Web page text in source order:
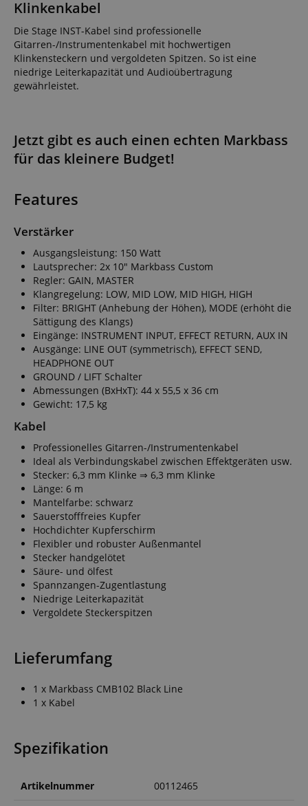
Klinkenkabel
Die Stage INST-Kabel sind professionelle
Gitarren-/Instrumentenkabel mit hochwertigen
Klinkensteckern und vergoldeten Spitzen. So ist eine
niedrige Leiterkapazität und Audioübertragung
gewährleistet.
Jetzt gibt es auch einen echten Markbass
für das kleinere Budget!
Features
Verstärker
Ausgangsleistung: 150 Watt
Lautsprecher: 2x 10" Markbass Custom
Regler: GAIN, MASTER
Klangregelung: LOW, MID LOW, MID HIGH, HIGH
Filter: BRIGHT (Anhebung der Höhen), MODE (erhöht die
Sättigung des Klangs)
Eingänge: INSTRUMENT INPUT, EFFECT RETURN, AUX IN
Ausgänge: LINE OUT (symmetrisch), EFFECT SEND,
HEADPHONE OUT
GROUND / LIFT Schalter
Abmessungen (BxHxT): 44 x 55,5 x 36 cm
Gewicht: 17,5 kg
Kabel
Professionelles Gitarren-/Instrumentenkabel
Ideal als Verbindungskabel zwischen Effektgeräten usw.
Stecker: 6,3 mm Klinke ⇒ 6,3 mm Klinke
Länge: 6 m
Mantelfarbe: schwarz
Sauerstofffreies Kupfer
Hochdichter Kupferschirm
Flexibler und robuster Außenmantel
Stecker handgelötet
Säure- und ölfest
Spannzangen-Zugentlastung
Niedrige Leiterkapazität
Vergoldete Steckerspitzen
Lieferumfang
1 x Markbass CMB102 Black Line
1 x Kabel
Spezifikation
Artikelnummer 00112465